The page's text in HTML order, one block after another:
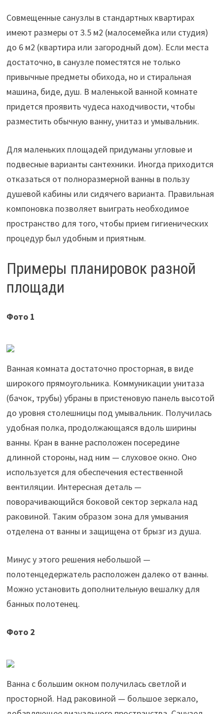
Совмещенные санузлы в стандартных квартирах
имеют размеры от 3.5 м2 (малосемейка или студия)
до 6 м2 (квартира или загородный дом). Если места
достаточно, в санузле поместятся не только
привычные предметы обихода, но и стиральная
машина, биде, душ. В маленькой ванной комнате
придется проявить чудеса находчивости, чтобы
разместить обычную ванну, унитаз и умывальник.
Для маленьких площадей придуманы угловые и
подвесные варианты сантехники. Иногда приходится
отказаться от полноразмерной ванны в пользу
душевой кабины или сидячего варианта. Правильная
компоновка позволяет выиграть необходимое
пространство для того, чтобы прием гигиенических
процедур был удобным и приятным.
Примеры планировок разной
площади
Фото 1
Ванная комната достаточно просторная, в виде
широкого прямоугольника. Коммуникации унитаза
(бачок, трубы) убраны в пристеновую панель высотой
до уровня столешницы под умывальник. Получилась
удобная полка, продолжающаяся вдоль ширины
ванны. Кран в ванне расположен посередине
длинной стороны, над ним — слуховое окно. Оно
используется для обеспечения естественной
вентиляции. Интересная деталь —
поворачивающийся боковой сектор зеркала над
раковиной. Таким образом зона для умывания
отделена от ванны и защищена от брызг из душа.
Минус у этого решения небольшой —
полотенцедержатель расположен далеко от ванны.
Можно установить дополнительную вешалку для
банных полотенец.
Фото 2
Ванна с большим окном получилась светлой и
просторной. Над раковиной — большое зеркало,